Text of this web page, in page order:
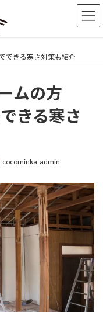
できる寒さ対策も紹介
ムの方
きる寒さ
cocominka-admin